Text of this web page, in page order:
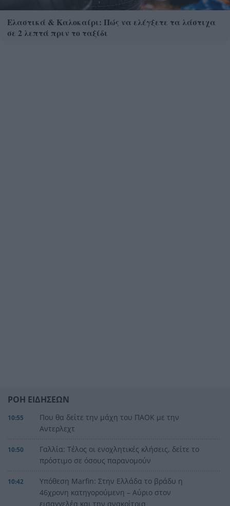
Ελαστικά & Καλοκαίρι: Πώς να ελέγξετε τα λάστιχα
σε 2 λεπτά πριν το ταξίδι
ΡΟΗ ΕΙΔΗΣΕΩΝ
10:55
Που θα δείτε την μάχη του ΠΑΟΚ με την
Αντερλεχτ
10:50
Γαλλία: Τέλος οι ενοχλητικές κλήσεις, δείτε το
πρόστιμο σε όσους παρανομούν
10:42
Υπόθεση Marfin: Στην Ελλάδα το βράδυ η
46χρονη κατηγορούμενη – Αύριο στον
εισαγγελέα και την ανακρίτρια